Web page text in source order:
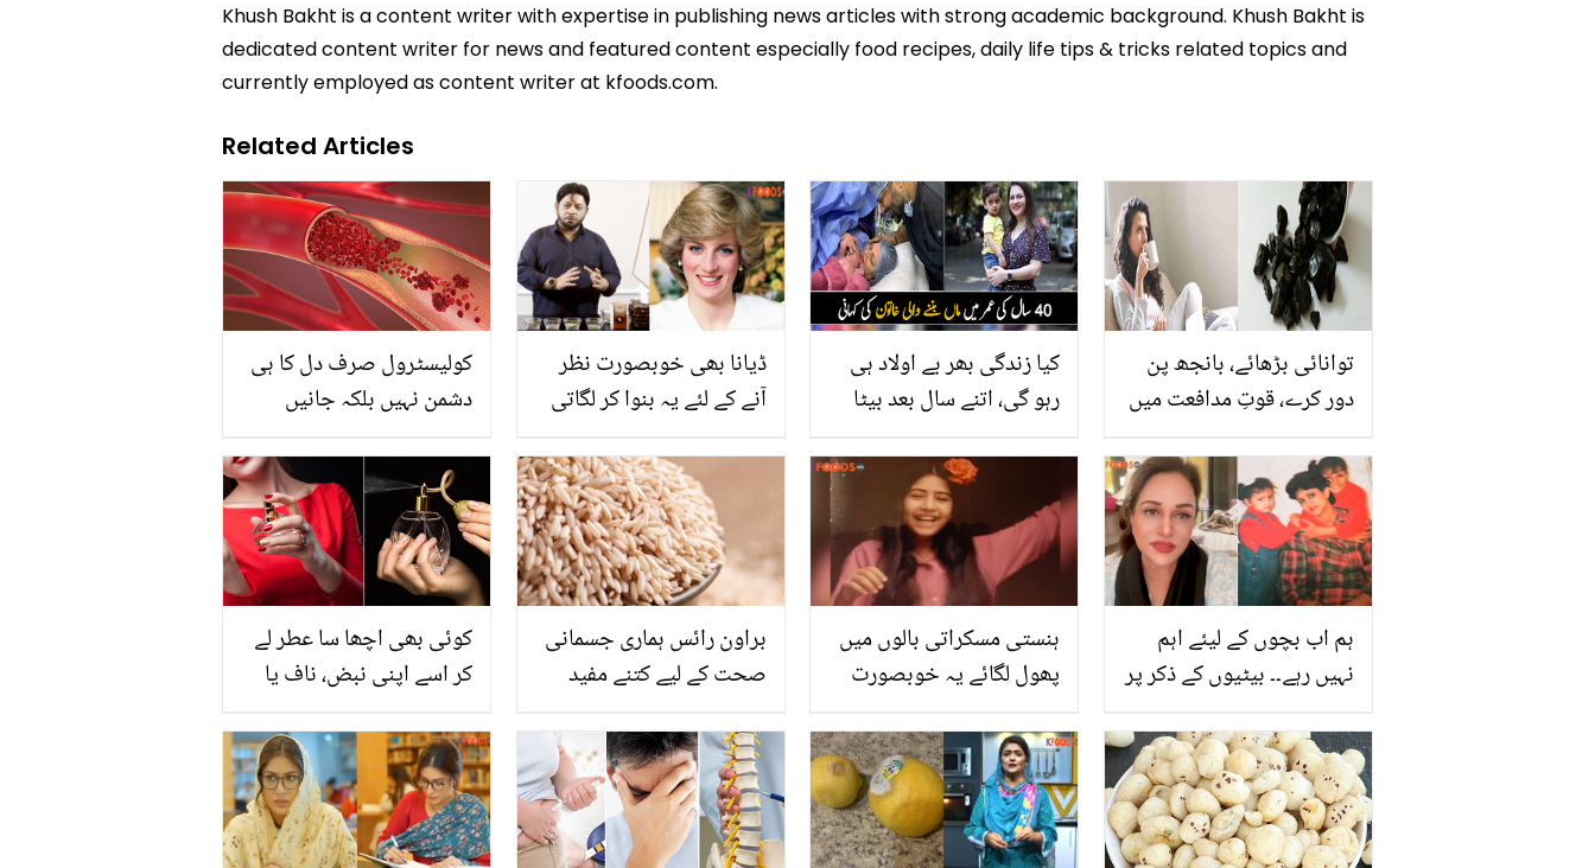
Khush Bakht is a content writer with expertise in publishing news articles with strong academic background. Khush Bakht is
dedicated content writer for news and featured content especially food recipes, daily life tips & tricks related topics and
currently employed as content writer at kfoods.com.
Related Articles
کولیسٹرول صرف دل کا ہی
دشمن نہیں بلکہ جانیں
نقصان پہنچنے کی 10
علامات
ڈیانا بھی خوبصورت نظر
آنے کے لئے یہ بنوا کر لگاتی
ڈاکٹر عیسیٰ کا بتایا ایسا
نسخہ جس سے بوڑھی
عورتیں بھی جوان نظر آئیں
کیا زندگی بھر بے اولاد ہی
رہو گی، اتنے سال بعد بیٹا
میں ماں بننے والی خاتون
نے طعنے سُنے مگر علاج
کیسے کروایا؟
توانائی بڑھائے، بانجھ پن
دور کرے، قوتِ مدافعت میں
نہیں خواتین بھی سلاجیت
سے فائدہ اٹھا سکتی ہیں
کوئی بھی اچھا سا عطر لے
کر اسے اپنی نبض، ناف یا
کیا ہوتا ہے ؟ حیران کن
معلومات
براون رائس ہماری جسمانی
صحت کے لیے کتنے مفید
ہنستی مسکراتی بالوں میں
پھول لگائے یہ خوبصورت
پاکستانی اداکارہ ہے؟
ہم اب بچوں کے لیئے اہم
نہیں رہے۔۔ بیٹیوں کے ذکر پر
پڑیں؟ ویڈیو